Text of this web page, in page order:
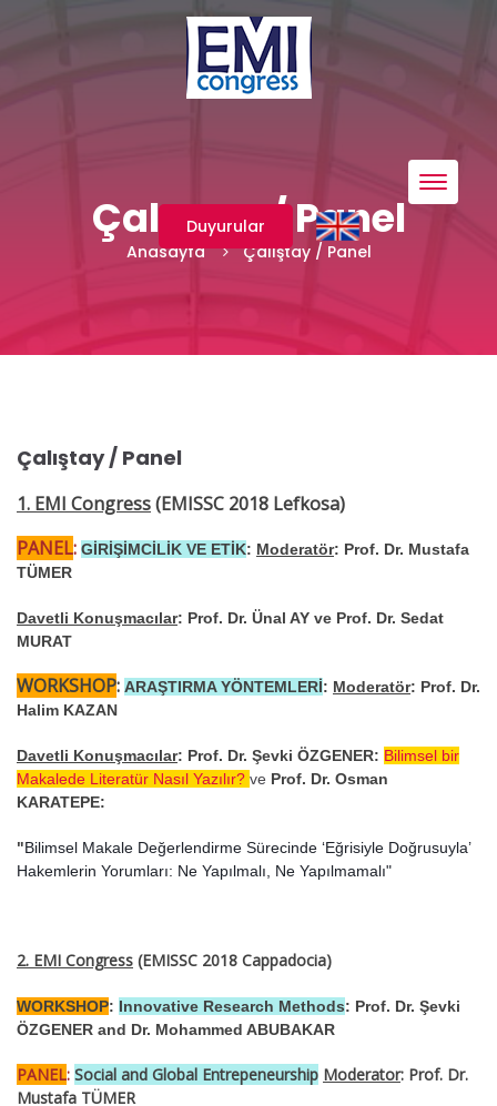
Menü
Duyurular
Çalıştay / Panel
Anasayfa Çalıştay / Panel
Çalıştay / Panel
1. EMI Congress(EMISSC 2018 Lefkosa)
PANEL: GİRİŞİMCİLİK VE ETİK: Moderatör: Prof. Dr. Mustafa
TÜMER
Davetli Konuşmacılar: Prof. Dr. Ünal AY ve Prof. Dr. Sedat
MURAT
WORKSHOP: ARAŞTIRMA YÖNTEMLERİ: Moderatör: Prof. Dr.
Halim KAZAN
Davetli Konuşmacılar: Prof. Dr. Şevki ÖZGENER: Bilimsel bir
Makalede Literatür Nasıl Yazılır? ve Prof. Dr. Osman
KARATEPE:
"Bilimsel Makale Değerlendirme Sürecinde ‘Eğrisiyle Doğrusuyla’
Hakemlerin Yorumları: Ne Yapılmalı, Ne Yapılmamalı"
2. EMI Congress (EMISSC 2018 Cappadocia)
WORKSHOP: Innovative Research Methods: Prof. Dr. Şevki
ÖZGENER and Dr. Mohammed ABUBAKAR
PANEL: Social and Global Entrepeneurship Moderator: Prof. Dr.
Mustafa TÜMER